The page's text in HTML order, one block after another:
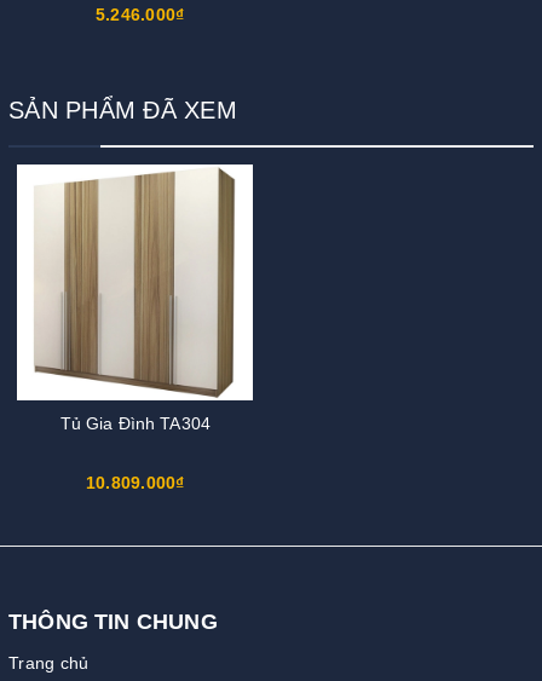
5.246.000₫
SẢN PHẨM ĐÃ XEM
Tủ Gia Đình TA304
10.809.000₫
THÔNG TIN CHUNG
Trang chủ